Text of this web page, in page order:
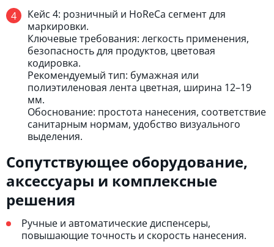
Кейс 4: розничный и HoReCa сегмент для
маркировки.
Ключевые требования: легкость применения,
безопасность для продуктов, цветовая
кодировка.
Рекомендуемый тип: бумажная или
полиэтиленовая лента цветная, ширина 12–19
мм.
Обоснование: простота нанесения, соответствие
санитарным нормам, удобство визуального
выделения.
Сопутствующее оборудование,
аксессуары и комплексные
решения
Ручные и автоматические диспенсеры,
повышающие точность и скорость нанесения.